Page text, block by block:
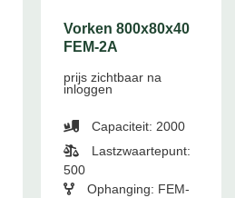
Vorken 800x80x40
FEM-2A
prijs zichtbaar na
inloggen
Capaciteit: 2000
Lastzwaartepunt:
500
Ophanging: FEM-